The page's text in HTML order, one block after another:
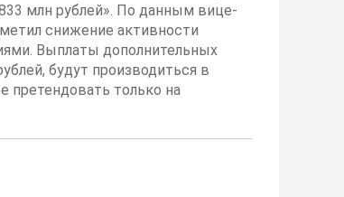
млн рублей». По данным вице-
снижение активности
Выплаты дополнительных
будут производиться в
претендовать только на